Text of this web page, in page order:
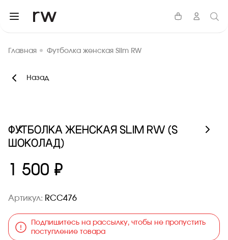
Главная Футболка женская Slim RW
Назад
ФУТБОЛКА ЖЕНСКАЯ SLIM RW (S
ШОКОЛАД)
1 500 ₽
Артикул: RCC476
Подпишитесь на рассылку, чтобы не пропустить
поступление товара